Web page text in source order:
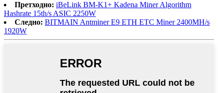
Претходно: iBeLink BM-K1+ Kadena Miner Algorithm
Hashrate 15th/s ASIC 2250W
Следно: BITMAIN Antminer E9 ETH ETC Miner 2400MH/s
1920W